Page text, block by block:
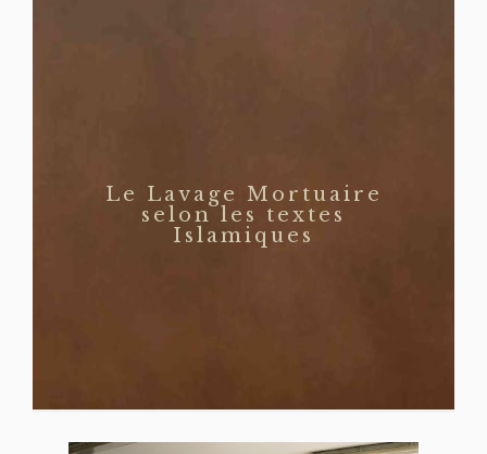
Le Lavage Mortuaire
selon les textes
Islamiques